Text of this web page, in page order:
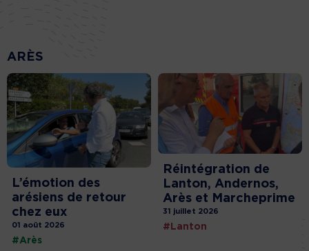
ARÈS
L’émotion des
arésiens de retour
chez eux
01 août 2026
#Arès
Réintégration de
Lanton, Andernos,
Arès et Marcheprime
31 juillet 2026
#Lanton